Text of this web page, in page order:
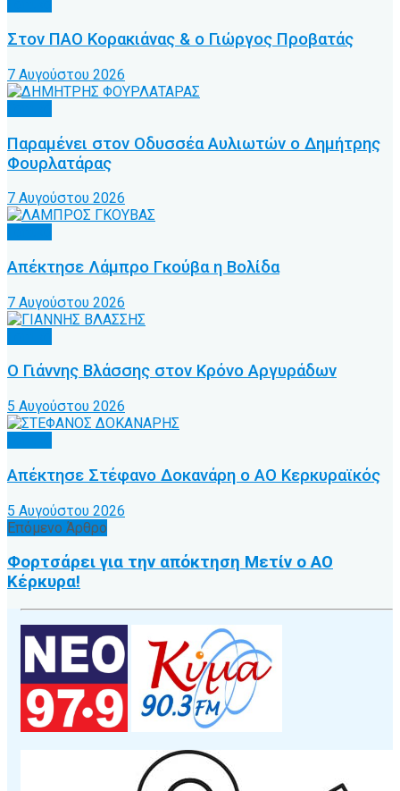
Στον ΠΑΟ Κορακιάνας & ο Γιώργος Προβατάς
7 Αυγούστου 2026
Παραμένει στον Οδυσσέα Αυλιωτών ο Δημήτρης
Φουρλατάρας
7 Αυγούστου 2026
Απέκτησε Λάμπρο Γκούβα η Βολίδα
7 Αυγούστου 2026
Ο Γιάννης Βλάσσης στον Κρόνο Αργυράδων
5 Αυγούστου 2026
Απέκτησε Στέφανο Δοκανάρη ο ΑΟ Κερκυραϊκός
5 Αυγούστου 2026
Επόμενο Άρθρο
Φορτσάρει για την απόκτηση Μετίν ο ΑΟ
Κέρκυρα!